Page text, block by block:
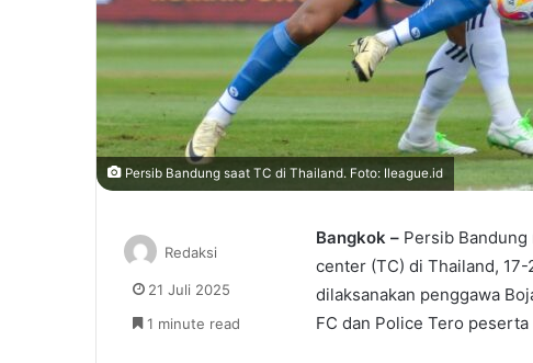
Persib Bandung saat TC di Thailand. Foto: Ileague.id
Bangkok – Persib
center (TC) di Thailand,
dilaksanakan penggawa
FC dan Police Tero
Redaksi
21 Juli 2025
1 minute read